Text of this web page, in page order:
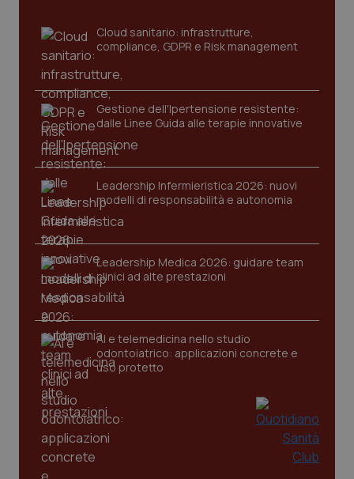
Cloud sanitario: infrastrutture,
compliance, GDPR e Risk management
Gestione dell'Ipertensione resistente:
dalle Linee Guida alle terapie innovative
Leadership Infermieristica 2026: nuovi
modelli di responsabilità e autonomia
Leadership Medica 2026: guidare team
clinici ad alte prestazioni
AI e telemedicina nello studio
odontoiatrico: applicazioni concrete e
uso protetto
protette del sito. Il sito web non è in grado di
funzionare correttamente senza questi cookie.
Nome
VISITOR_PRIVACY_METADATA
YouTube
.youtube.com
CookieScriptConsent
CookieScript
www.quotidianosanita.it